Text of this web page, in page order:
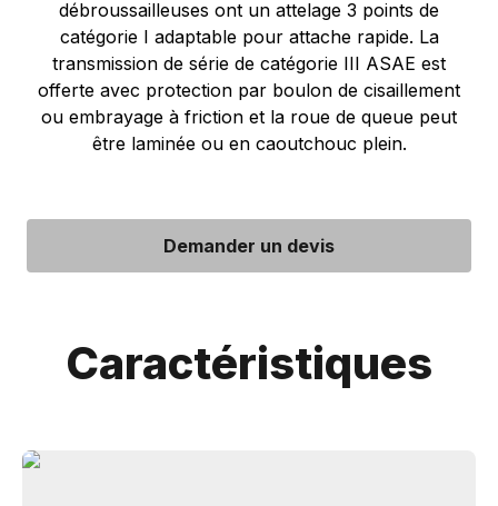
débroussailleuses ont un attelage 3 points de
catégorie I adaptable pour attache rapide. La
transmission de série de catégorie III ASAE est
offerte avec protection par boulon de cisaillement
ou embrayage à friction et la roue de queue peut
être laminée ou en caoutchouc plein.
Demander un devis
Caractéristiques